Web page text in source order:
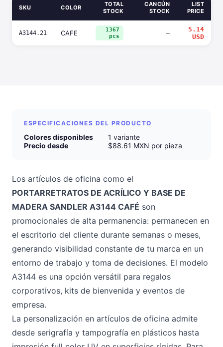
SKU COLOR
TOTAL
STOCK
CANCÚN
STOCK
LIST
PRICE
A3144.21 CAFE
1367
pcs
—
5.14
USD
ESPECIFICACIONES DEL PRODUCTO
Colores disponibles
1 variante
Precio desde
$88.61 MXN por pieza
Los artículos de oficina como el
PORTARRETRATOS DE ACRÍLICO Y BASE DE
MADERA SANDLER A3144 CAFÉ son
promocionales de alta permanencia: permanecen en
el escritorio del cliente durante semanas o meses,
generando visibilidad constante de tu marca en un
entorno de trabajo y toma de decisiones. El modelo
A3144 es una opción versátil para regalos
corporativos, kits de bienvenida y eventos de
empresa.
La personalización en artículos de oficina admite
desde serigrafía y tampografía en plásticos hasta